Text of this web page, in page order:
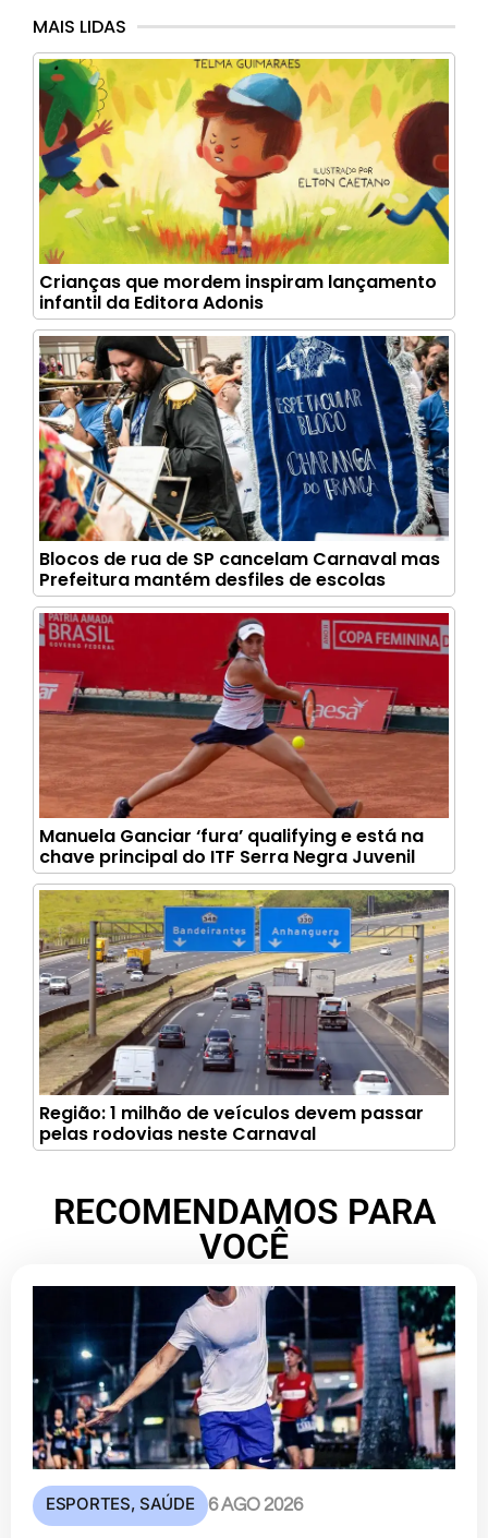
MAIS LIDAS
Crianças que mordem inspiram lançamento
infantil da Editora Adonis
Blocos de rua de SP cancelam Carnaval mas
Prefeitura mantém desfiles de escolas
Manuela Ganciar ‘fura’ qualifying e está na
chave principal do ITF Serra Negra Juvenil
Região: 1 milhão de veículos devem passar
pelas rodovias neste Carnaval
RECOMENDAMOS PARA
VOCÊ
ESPORTES,SAÚDE 6 AGO 2026